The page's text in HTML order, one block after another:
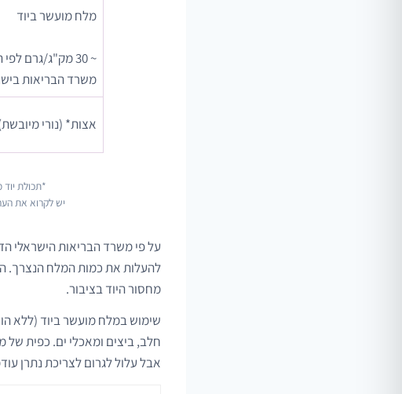
מלח מועשר ביוד
~ 30 מק"ג/גרם לפי המלצת
משרד הבריאות
אצות* (נורי
*תכולת
יש לקרוא את
על פי משרד הבריאות הישראלי
להעלות את כמות המלח הנצרך.
מחסור היוד בציבור.
שימוש במלח מועשר ביוד (ללא
חלב, ביצים ומאכלי ים. כפית של
אבל עלול לגרום לצריכת נתרן